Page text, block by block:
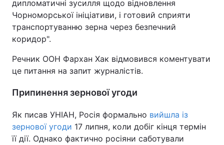
дипломатичні зусилля щодо відновлення
Чорноморської ініціативи, і готовий сприяти
транспортуванню зерна через безпечний
коридор".
Речник ООН Фархан Хак відмовився коментувати
це питання на запит журналістів.
Припинення зернової угоди
Як писав УНІАН, Росія формально вийшла із
зернової угоди 17 липня, коли добіг кінця термін
її дії. Однако фактично росіяни саботували